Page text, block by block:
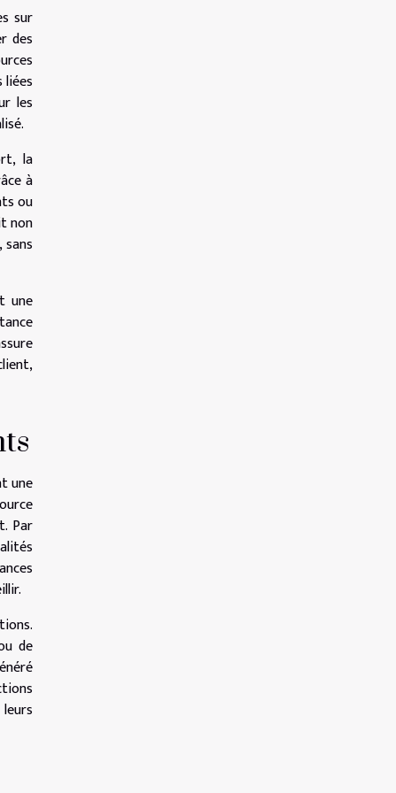
sur
des
les
la
à
ou
non
une
une
Par
de